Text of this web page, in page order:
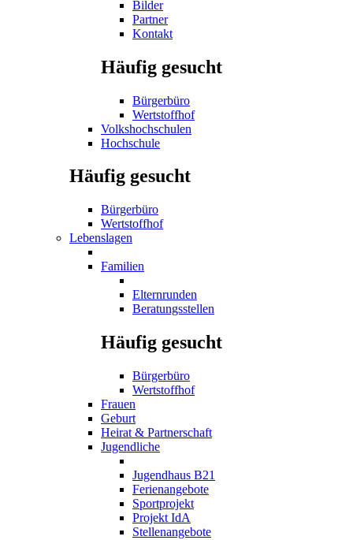
Bilder
Partner
Kontakt
Häufig gesucht
Bürgerbüro
Wertstoffhof
Volkshochschulen
Hochschule
Häufig gesucht
Bürgerbüro
Wertstoffhof
Lebenslagen
Familien
Elternrunden
Beratungsstellen
Häufig gesucht
Bürgerbüro
Wertstoffhof
Frauen
Geburt
Heirat & Partnerschaft
Jugendliche
Jugendhaus B21
Ferienangebote
Sportprojekt
Projekt IdA
Stellenangebote